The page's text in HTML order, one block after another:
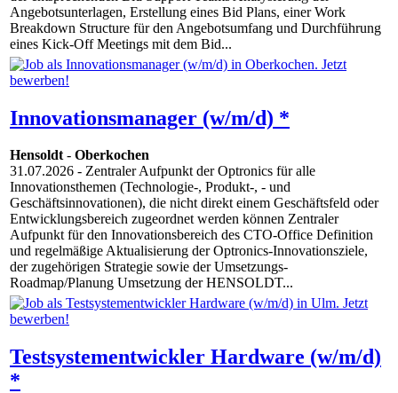
Angebotsunterlagen, Erstellung eines Bid Plans, einer Work
Breakdown Structure für den Angebotsumfang und Durchführung
eines Kick-Off Meetings mit dem Bid...
Innovationsmanager (w/m/d) *
Hensoldt- Oberkochen
31.07.2026 - Zentraler Aufpunkt der Optronics für alle
Innovationsthemen (Technologie-, Produkt-, - und
Geschäftsinnovationen), die nicht direkt einem Geschäftsfeld oder
Entwicklungsbereich zugeordnet werden können Zentraler
Aufpunkt für den Innovationsbereich des CTO-Office Definition
und regelmäßige Aktualisierung der Optronics-Innovationsziele,
der zugehörigen Strategie sowie der Umsetzungs-
Roadmap/Planung Umsetzung der HENSOLDT...
Testsystementwickler Hardware (w/m/d)
*